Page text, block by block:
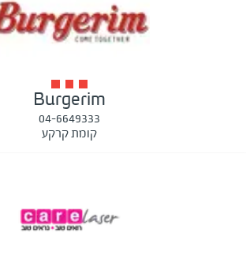
Burgerim
04-6649333
קומת קרקע